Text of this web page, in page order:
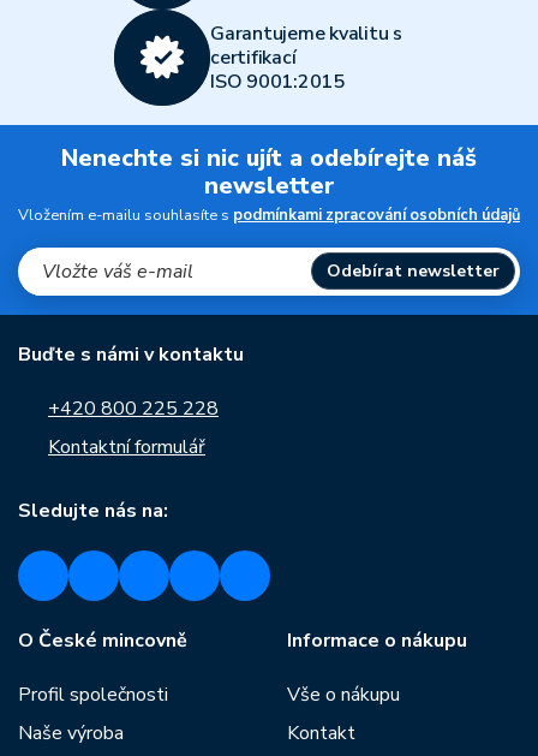
Garantujeme kvalitu s
certifikací
ISO 9001:2015
Nenechte si nic ujít a odebírejte náš
newsletter
Vložením e-mailu souhlasíte s podmínkami zpracování osobních údajů
Odebírat newsletter
Buďte s námi v kontaktu
+420 800 225 228
Kontaktní formulář
Sledujte nás na:
O České mincovně
Profil společnosti
Naše výroba
Informace o nákupu
Vše o nákupu
Kontakt